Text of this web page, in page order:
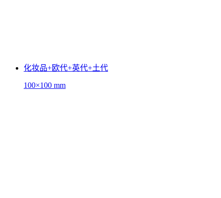
化妆品+欧代+英代+土代
100×100 mm